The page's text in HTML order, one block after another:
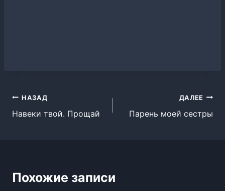
Навигация
по
НАЗАД
Навеки твой. Прощай
ДАЛЕЕ
Парень моей сестры
Похожие записи